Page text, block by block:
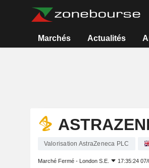
Marchés Actualités
Valorisation AstraZeneca PLC
Marché Fermé - London S.E. 17:35:24